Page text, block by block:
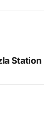
Station